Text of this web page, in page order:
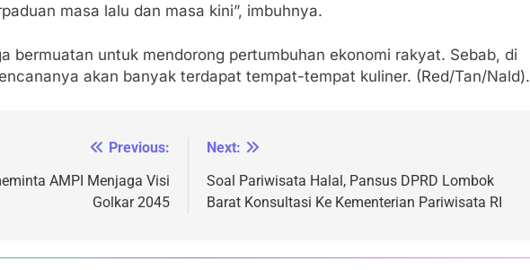
masa lalu dan masa kini”, imbuhnya.
bermuatan untuk mendorong pertumbuhan ekonomi rakyat. Sebab, di
akan banyak terdapat tempat-tempat kuliner. (Red/Tan/Nald).
Previous:
AMPI Menjaga Visi
Golkar 2045
Next:
Soal Pariwisata Halal, Pansus DPRD Lombok
Barat Konsultasi Ke Kementerian Pariwisata RI